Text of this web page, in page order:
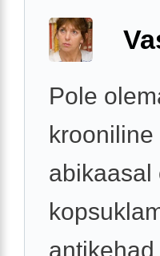
Pole
abikaasal